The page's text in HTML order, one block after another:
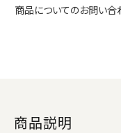
商品についてのお問い合
商品説明